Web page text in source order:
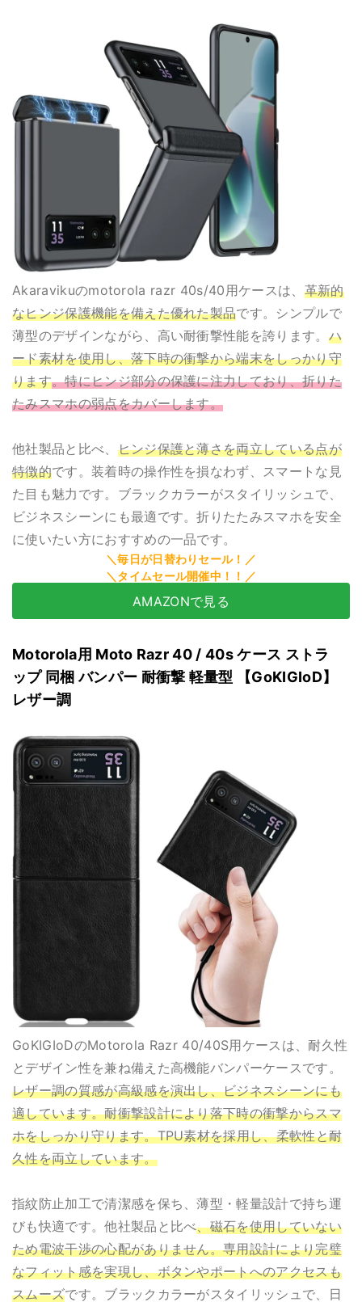
Akaravikuのmotorola razr 40s/40用ケースは、 革新的
なヒンジ保護機能を備えた優れた製品です。シンプルで
薄型のデザインながら、高い耐衝撃性能を誇ります。 ハ
ード素材を使用し、落下時の衝撃から端末をしっかり守
ります。特にヒンジ部分の保護に注力しており、折りた
たみスマホの弱点をカバーします。
他社製品と比べ、 ヒンジ保護と薄さを両立している点が
特徴的です。装着時の操作性を損なわず、スマートな見
た目も魅力です。ブラックカラーがスタイリッシュで、
ビジネスシーンにも最適です。折りたたみスマホを安全
に使いたい方におすすめの一品です。
AMAZONで見る
Motorola用 Moto Razr 40 / 40s ケース ストラ
ップ 同梱 バンパー 耐衝撃 軽量型 【GoKIGIoD】
レザー調
GoKIGIoDのMotorola Razr 40/40S用ケースは、耐久性
とデザイン性を兼ね備えた高機能バンパーケースです。
レザー調の質感が高級感を演出し、ビジネスシーンにも
適しています。耐衝撃設計により落下時の衝撃からスマ
ホをしっかり守ります。TPU素材を採用し、柔軟性と耐
久性を両立しています。
指紋防止加工で清潔感を保ち、薄型・軽量設計で持ち運
びも快適です。他社製品と比べ、磁石を使用していない
ため電波干渉の心配がありません。専用設計により完璧
なフィット感を実現し、ボタンやポートへのアクセスも
スムーズです。ブラックカラーがスタイリッシュで、日